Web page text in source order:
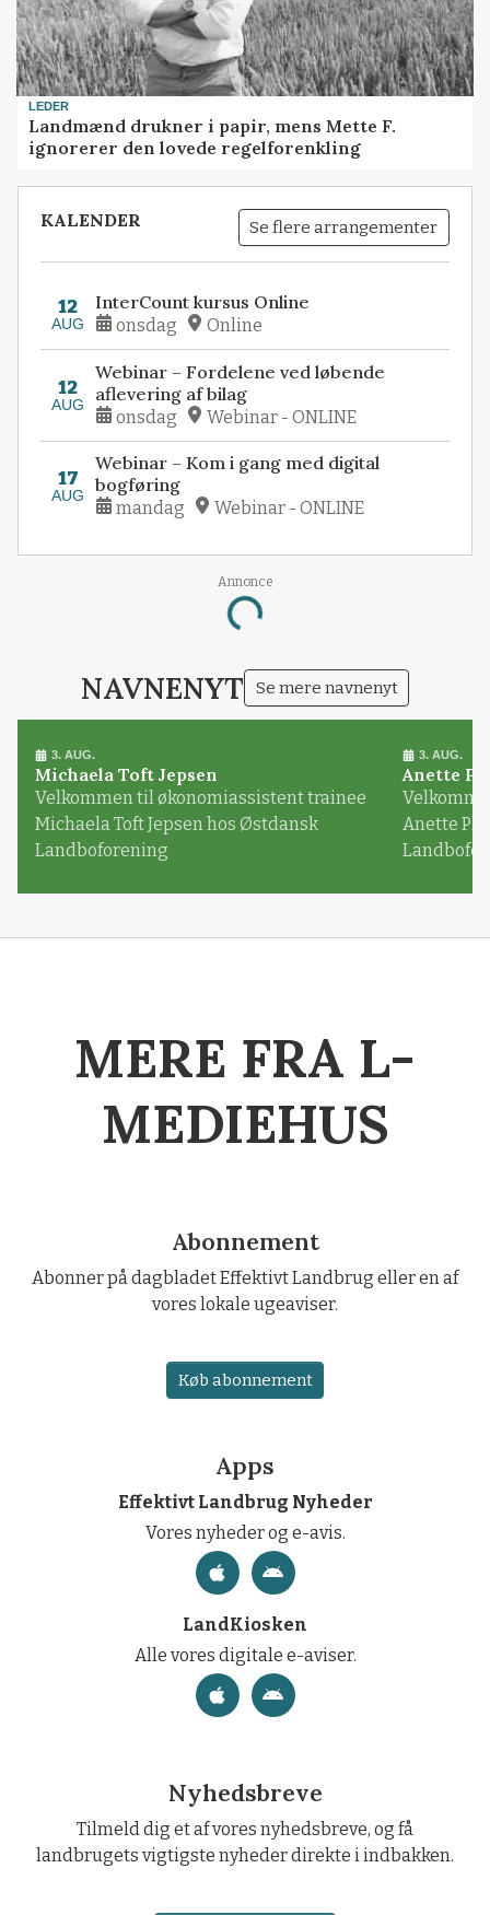
LEDER
Landmænd drukner i papir, mens Mette F.
ignorerer den lovede regelforenkling
KALENDER Se flere arrangementer
12
AUG
InterCount kursus Online
onsdag Online
12
AUG
Webinar – Fordelene ved løbende
aflevering af bilag
onsdag Webinar - ONLINE
17
AUG
Webinar – Kom i gang med digital
bogføring
mandag Webinar - ONLINE
Annonce
Loading...
NAVNENYT Se mere navnenyt
3. AUG.
Michaela Toft Jepsen
Velkommen til økonomiassistent trainee
Michaela Toft Jepsen hos Østdansk
Landboforening
3. AUG.
Anette
Anette
MERE FRA L-
MEDIEHUS
Abonnement
Abonner på dagbladet Effektivt Landbrug eller en af
vores lokale ugeaviser.
Køb abonnement
Apps
Effektivt Landbrug Nyheder
Vores nyheder og e-avis.
LandKiosken
Alle vores digitale e-aviser.
Nyhedsbreve
Tilmeld dig et af vores nyhedsbreve, og få
landbrugets vigtigste nyheder direkte i indbakken.